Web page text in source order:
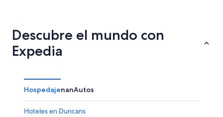
Descubre el mundo con
Expedia
HospedajenanAutos
Hoteles en Duncans